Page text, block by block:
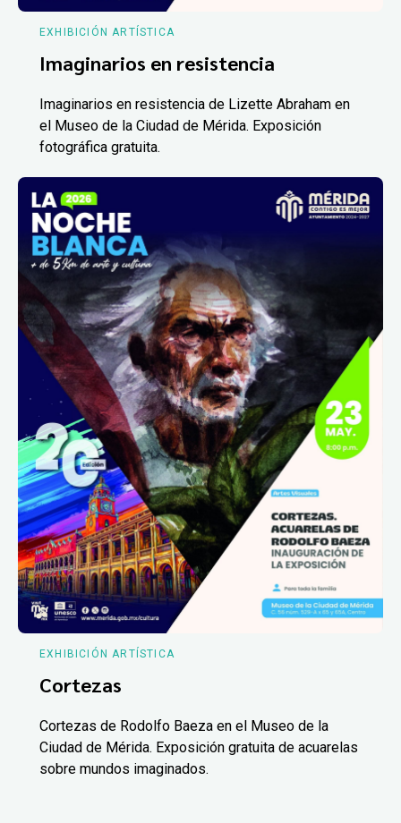
EXHIBICIÓN ARTÍSTICA
Imaginarios en resistencia
Imaginarios en resistencia de Lizette Abraham en
el Museo de la Ciudad de Mérida. Exposición
fotográfica gratuita.
EXHIBICIÓN ARTÍSTICA
Cortezas
Cortezas de Rodolfo Baeza en el Museo de la
Ciudad de Mérida. Exposición gratuita de acuarelas
sobre mundos imaginados.